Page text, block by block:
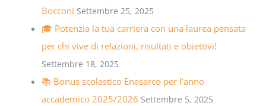
Bocconi Settembre 25, 2025
🎓 Potenzia la tua carriera con una laurea pensata
per chi vive di relazioni, risultati e obiettivi!
Settembre 18, 2025
📚 Bonus scolastico Enasarco per l’anno
accademico 2025/2026 Settembre 5, 2025